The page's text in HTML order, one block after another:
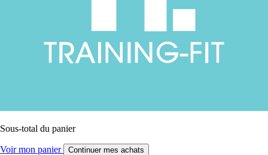
Sous-total du panier
Voir mon panier Continuer mes achats